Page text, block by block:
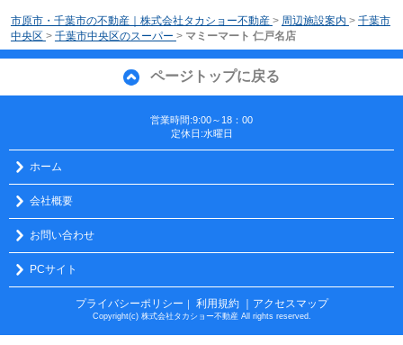
市原市・千葉市の不動産｜株式会社タカショー不動産 > 周辺施設案内 > 千葉市
中央区 > 千葉市中央区のスーパー > マミーマート 仁戸名店
ページトップに戻る
営業時間:9:00～18：00
定休日:水曜日
ホーム
会社概要
お問い合わせ
PCサイト
プライバシーポリシー ｜ 利用規約 ｜アクセスマップ
Copyright(c) 株式会社タカショー不動産 All rights reserved.